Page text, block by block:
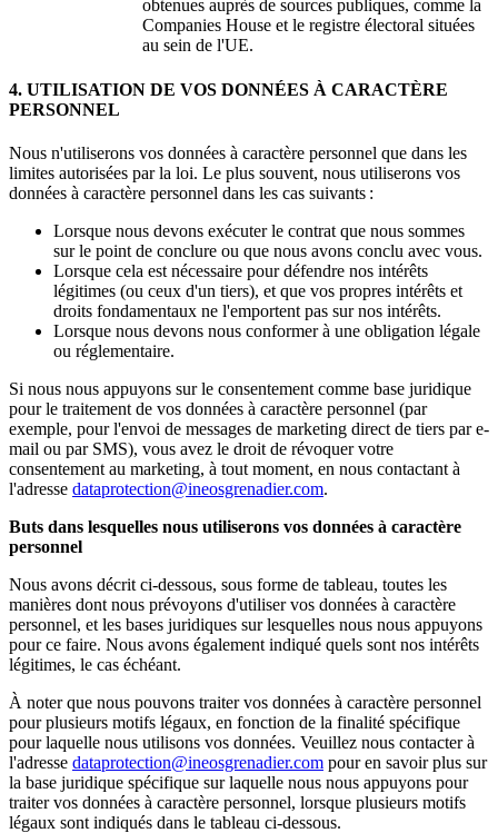
obtenues auprès de sources publiques, comme la
Companies House et le registre électoral situées
au sein de l'UE.
4. UTILISATION DE VOS DONNÉES À CARACTÈRE
PERSONNEL
Nous n'utiliserons vos données à caractère personnel que dans les
limites autorisées par la loi. Le plus souvent, nous utiliserons vos
données à caractère personnel dans les cas suivants :
Lorsque nous devons exécuter le contrat que nous sommes
sur le point de conclure ou que nous avons conclu avec vous.
Lorsque cela est nécessaire pour défendre nos intérêts
légitimes (ou ceux d'un tiers), et que vos propres intérêts et
droits fondamentaux ne l'emportent pas sur nos intérêts.
Lorsque nous devons nous conformer à une obligation légale
ou réglementaire.
Si nous nous appuyons sur le consentement comme base juridique
pour le traitement de vos données à caractère personnel (par
exemple, pour l'envoi de messages de marketing direct de tiers par e-
mail ou par SMS), vous avez le droit de révoquer votre
consentement au marketing, à tout moment, en nous contactant à
l'adresse dataprotection@ineosgrenadier.com.
Buts dans lesquelles nous utiliserons vos données à caractère
personnel
Nous avons décrit ci-dessous, sous forme de tableau, toutes les
manières dont nous prévoyons d'utiliser vos données à caractère
personnel, et les bases juridiques sur lesquelles nous nous appuyons
pour ce faire. Nous avons également indiqué quels sont nos intérêts
légitimes, le cas échéant.
À noter que nous pouvons traiter vos données à caractère personnel
pour plusieurs motifs légaux, en fonction de la finalité spécifique
pour laquelle nous utilisons vos données. Veuillez nous contacter à
l'adresse dataprotection@ineosgrenadier.com pour en savoir plus sur
la base juridique spécifique sur laquelle nous nous appuyons pour
traiter vos données à caractère personnel, lorsque plusieurs motifs
légaux sont indiqués dans le tableau ci-dessous.